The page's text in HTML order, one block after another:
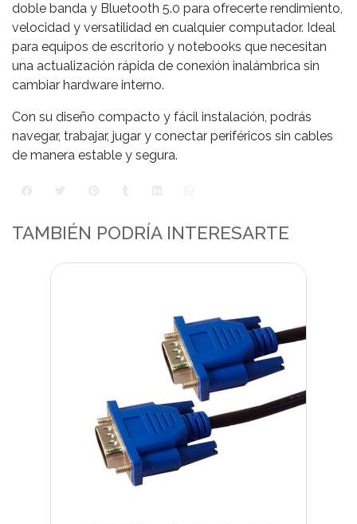
doble banda y Bluetooth 5.0 para ofrecerte rendimiento,
velocidad y versatilidad en cualquier computador. Ideal
para equipos de escritorio y notebooks que necesitan
una actualización rápida de conexión inalámbrica sin
cambiar hardware interno.
Con su diseño compacto y fácil instalación, podrás
navegar, trabajar, jugar y conectar periféricos sin cables
de manera estable y segura.
TAMBIÉN PODRÍA INTERESARTE